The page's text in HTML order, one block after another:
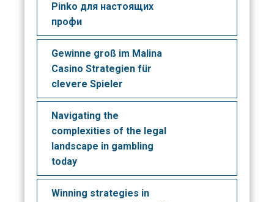
Pinko для настоящих
профи
Gewinne groß im Malina
Casino Strategien für
clevere Spieler
Navigating the
complexities of the legal
landscape in gambling
today
Winning strategies in